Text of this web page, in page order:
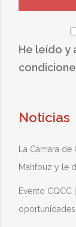
He leído y
Noticias
La Cámara de
Mahfouz y le
Evento CQCC